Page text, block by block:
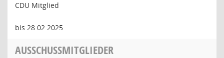
CDU Mitglied
bis 28.02.2025
AUSSCHUSSMITGLIEDER